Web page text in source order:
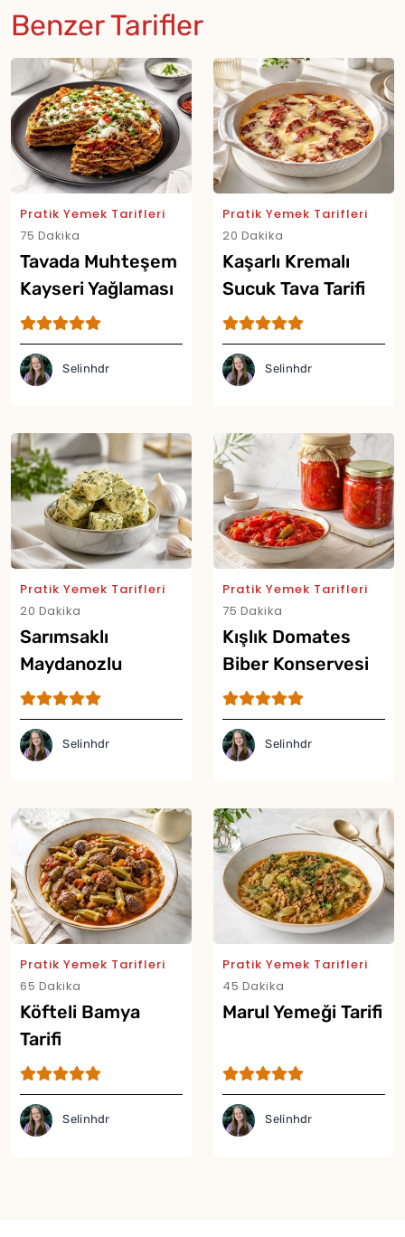
Benzer Tarifler
Pratik Yemek Tarifleri
75 Dakika
Tavada Muhteşem
Kayseri Yağlaması
Tarifi
Selinhdr
Pratik Yemek Tarifleri
20 Dakika
Kaşarlı Kremalı
Sucuk Tava Tarifi
Selinhdr
Pratik Yemek Tarifleri
20 Dakika
Sarımsaklı
Maydanozlu
Tereyağı Küpleri
Tarifi
Selinhdr
Pratik Yemek Tarifleri
75 Dakika
Kışlık Domates
Biber Konservesi
Tarifi
Selinhdr
Pratik Yemek Tarifleri
65 Dakika
Köfteli Bamya
Tarifi
Selinhdr
Pratik Yemek Tarifleri
45 Dakika
Marul Yemeği Tarifi
Selinhdr